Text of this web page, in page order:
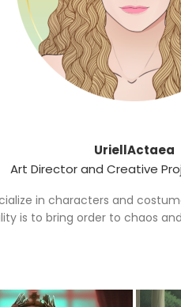
UriellActaea
Art Director and Creative
in characters and
is to bring order to chaos